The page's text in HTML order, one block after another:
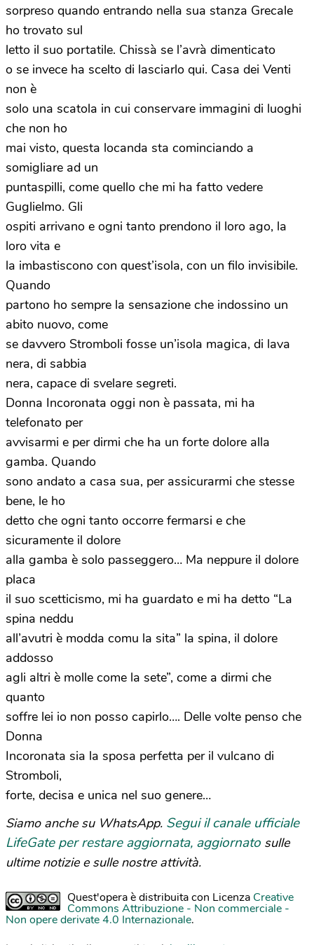
sorpreso quando entrando nella sua stanza Grecale
ho trovato sul
letto il suo portatile. Chissà se l’avrà dimenticato
o se invece ha scelto di lasciarlo qui. Casa dei Venti
non è
solo una scatola in cui conservare immagini di luoghi
che non ho
mai visto, questa locanda sta cominciando a
somigliare ad un
puntaspilli, come quello che mi ha fatto vedere
Guglielmo. Gli
ospiti arrivano e ogni tanto prendono il loro ago, la
loro vita e
la imbastiscono con quest’isola, con un filo invisibile.
Quando
partono ho sempre la sensazione che indossino un
abito nuovo, come
se davvero Stromboli fosse un’isola magica, di lava
nera, di sabbia
nera, capace di svelare segreti.
Donna Incoronata oggi non è passata, mi ha
telefonato per
avvisarmi e per dirmi che ha un forte dolore alla
gamba. Quando
sono andato a casa sua, per assicurarmi che stesse
bene, le ho
detto che ogni tanto occorre fermarsi e che
sicuramente il dolore
alla gamba è solo passeggero… Ma neppure il dolore
placa
il suo scetticismo, mi ha guardato e mi ha detto “La
spina neddu
all’avutri è modda comu la sita” la spina, il dolore
addosso
agli altri è molle come la sete”, come a dirmi che
quanto
soffre lei io non posso capirlo…. Delle volte penso che
Donna
Incoronata sia la sposa perfetta per il vulcano di
Stromboli,
forte, decisa e unica nel suo genere…
Siamo anche su WhatsApp. Segui il canale ufficiale
LifeGate per restare aggiornata, aggiornato sulle
ultime notizie e sulle nostre attività.
Quest'opera è distribuita con Licenza Creative
Commons Attribuzione - Non commerciale -
Non opere derivate 4.0 Internazionale.